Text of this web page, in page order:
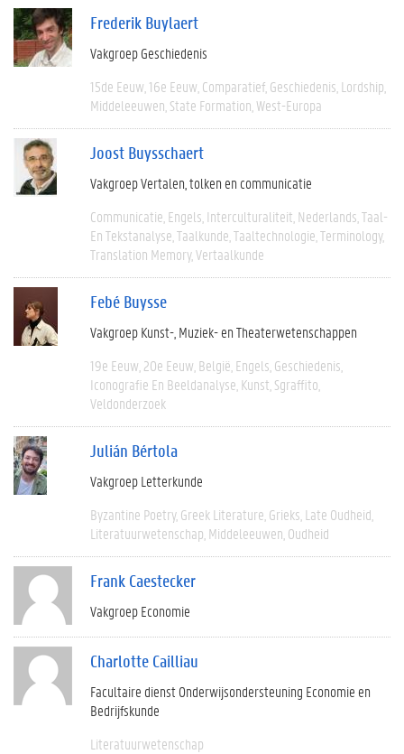
Frederik Buylaert
Vakgroep Geschiedenis
15de Eeuw 16e Eeuw Comparatief Geschiedenis Lordship
Middeleeuwen State Formation West-Europa
Joost Buysschaert
Vakgroep Vertalen, tolken en communicatie
Communicatie Engels Interculturaliteit Nederlands Taal-
En Tekstanalyse Taalkunde Taaltechnologie Terminology
Translation Memory Vertaalkunde
Febé Buysse
Vakgroep Kunst-, Muziek- en Theaterwetenschappen
19e Eeuw 20e Eeuw België Engels Geschiedenis
Iconografie En Beeldanalyse Kunst Sgraffito
Veldonderzoek
Julián Bértola
Vakgroep Letterkunde
Byzantine Poetry Greek Literature Grieks Late Oudheid
Literatuurwetenschap Middeleeuwen Oudheid
Frank Caestecker
Vakgroep Economie
Charlotte Cailliau
Facultaire dienst Onderwijsondersteuning Economie en
Bedrijfskunde
Literatuurwetenschap